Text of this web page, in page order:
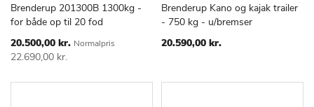
Læg i kurv
TILFØJ
ØNSKE
SAMMENLIGN
Brenderup 201300B 1300kg -
for både op til 20 fod
Special
Price
20.500,00 kr. Normalpris
22.690,00 kr.
Læg i kurv
TILFØJ
Brenderup Kano og kajak trailer
- 750 kg - u/bremser
20.590,00 kr.